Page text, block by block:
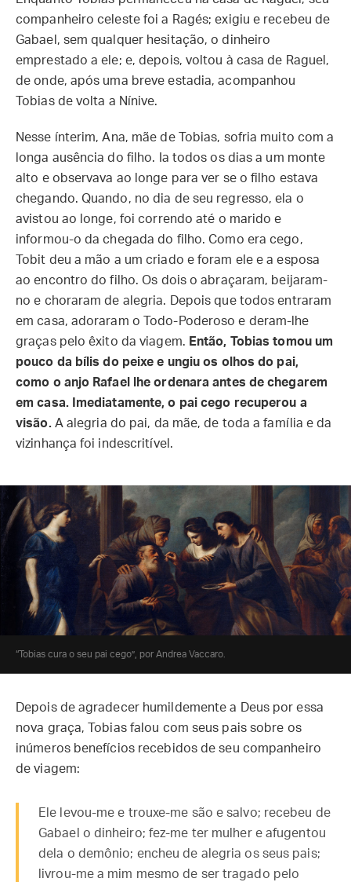
companheiro celeste foi a Ragés; exigiu e recebeu de
Gabael, sem qualquer hesitação, o dinheiro
emprestado a ele; e, depois, voltou à casa de Raguel,
de onde, após uma breve estadia, acompanhou
Tobias de volta a Nínive.
Nesse ínterim, Ana, mãe de Tobias, sofria muito com a
longa ausência do filho. Ia todos os dias a um monte
alto e observava ao longe para ver se o filho estava
chegando. Quando, no dia de seu regresso, ela o
avistou ao longe, foi correndo até o marido e
informou-o da chegada do filho. Como era cego,
Tobit deu a mão a um criado e foram ele e a esposa
ao encontro do filho. Os dois o abraçaram, beijaram-
no e choraram de alegria. Depois que todos entraram
em casa, adoraram o Todo-Poderoso e deram-lhe
graças pelo êxito da viagem. Então, Tobias tomou um
pouco da bílis do peixe e ungiu os olhos do pai,
como o anjo Rafael lhe ordenara antes de chegarem
em casa. Imediatamente, o pai cego recuperou a
visão.A alegria do pai, da mãe, de toda a família e da
vizinhança foi indescritível.
“Tobias cura o seu pai cego”, por Andrea Vaccaro.
Depois de agradecer humildemente a Deus por essa
nova graça, Tobias falou com seus pais sobre os
inúmeros benefícios recebidos de seu companheiro
de viagem:
Ele levou-me e trouxe-me são e salvo; recebeu de
Gabael o dinheiro; fez-me ter mulher e afugentou
dela o demônio; encheu de alegria os seus pais;
livrou-me a mim mesmo de ser tragado pelo